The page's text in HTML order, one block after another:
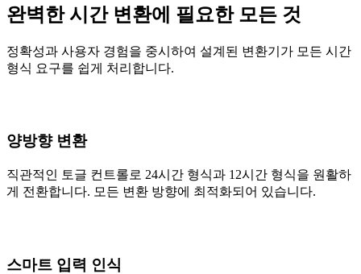
완벽한 시간 변환에 필요한 모든 것
정확성과 사용자 경험을 중시하여 설계된 변환기가 모든 시간
형식 요구를 쉽게 처리합니다.
양방향 변환
직관적인 토글 컨트롤로 24시간 형식과 12시간 형식을 원활하
게 전환합니다. 모든 변환 방향에 최적화되어 있습니다.
스마트 입력 인식